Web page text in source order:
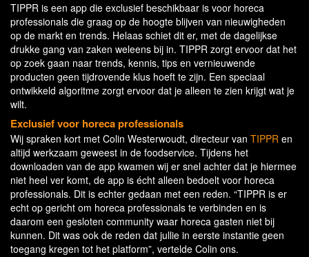
TIPPR is een app die exclusief beschikbaar is voor horeca
professionals die graag op de hoogte blijven van nieuwigheden
op de markt en trends. Helaas schiet dit er, met de dagelijkse
drukke gang van zaken weleens bij in. TIPPR zorgt ervoor dat het
op zoek gaan naar trends, kennis, tips en vernieuwende
producten geen tijdrovende klus hoeft te zijn. Een speciaal
ontwikkeld algoritme zorgt ervoor dat je alleen te zien krijgt wat je
wilt.
Exclusief voor horeca professionals
Wij spraken kort met Colin Westerwoudt, directeur van TIPPR en
altijd werkzaam geweest in de foodservice. Tijdens het
downloaden van de app kwamen wij er snel achter dat je hiermee
niet heel ver komt, de app is écht alleen bedoelt voor horeca
professionals. Dit is echter gedaan met een reden. “TIPPR is er
echt op gericht om horeca professionals te verbinden en is
daarom een gesloten community waar horeca gasten niet bij
kunnen. Dit was ook de reden dat jullie in eerste instantie geen
toegang kregen tot het platform”, vertelde Colin ons.